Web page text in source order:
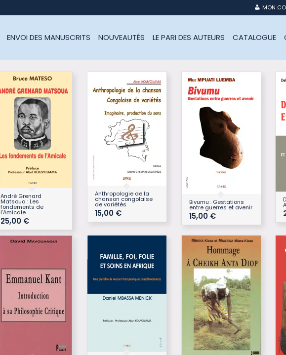
MON
ENVOI DES MANUSCRITS NOUVEAUTÉS LE PARI DES AUTEURS CATALOGUE
André Grenard
Matsoua : Les
fondements de
l’Amicale
25,00 €
Anthropologie de la
chanson congolaise
de variétés
15,00 €
Bivumu : Gestations
entre guerres et avenir
15,00 €